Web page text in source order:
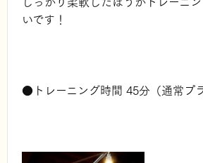
いです！
●トレーニング時間 45分（通常プ